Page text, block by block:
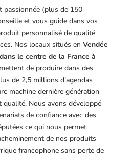
passionnée (plus de 150
et vous guide dans vos
personnalisé de qualité
Nos locaux situés en Vendée
le centre de la France à
de produire dans des
de 2,5 millions d’agendas
machine dernière génération
Nous avons développé
de confiance avec des
ce qui nous permet
de nos produits
francophone sans perte de